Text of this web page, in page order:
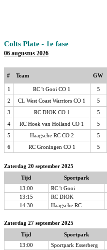
Colts Plate - 1e fase
06 augustus 2026
# Team GW
1 RC 't Gooi CO 1 5
2
CL West Coast Warriors CO 1 5
3
RC DIOK CO 1 5
4
RC Hoek van Holland CO 1 5
5
Haagsche RC CO 2 5
6
RC Groningen CO 1 5
Zaterdag 20 september 2025
Tijd
Sportpark
13:00
RC 't Gooi
13:15
RC DIOK
14:30
Haagsche RC
Zaterdag 27 september 2025
Tijd
Sportpark
13:00
Sportpark Esserberg